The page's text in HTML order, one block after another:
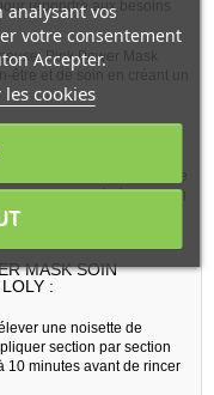
répondre aux besoins
Pink Power Mask
être et de soin en créant un
Secrets De Loly, un
et respectueux du cheveu.
qui permet d'apporter une
ainsi bénéficier d'un
C'est cela qu'on
MASK SOIN
:
une noisette de
section par section
10 minutes avant de rincer
vos
votre consentement
Accepter.
cookies